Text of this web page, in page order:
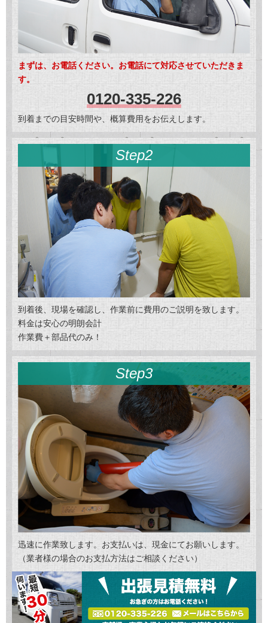
まずは、お電話ください。お電話にて対応させていただきま
す。
0120-335-226
到着までの目安時間や、概算費用をお伝えします。
Step2
到着後、現場を確認し、作業前に費用のご説明を致します。
料金は安心の明朗会計
作業費＋部品代のみ！
Step3
迅速に作業致します。お支払いは、現金にてお願いします。
（業者様の場合のお支払方法はご相談ください）